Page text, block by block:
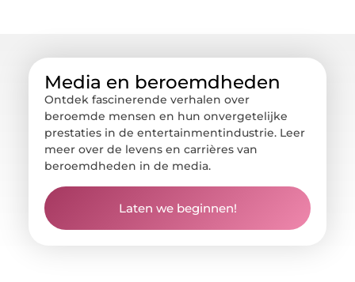
Media en beroemdheden
Ontdek fascinerende verhalen over
beroemde mensen en hun onvergetelijke
prestaties in de entertainmentindustrie. Leer
meer over de levens en carrières van
beroemdheden in de media.
Laten we beginnen!